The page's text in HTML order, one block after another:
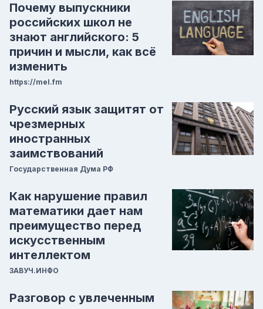
Почему выпускники
российских школ не
знают английского: 5
причин и мысли, как всё
изменить
https://mel.fm
Русский язык защитят от
чрезмерных
иностранных
заимствований
Государственная Дума РФ
Как нарушение правил
математики дает нам
преимущество перед
искусственным
интеллектом
ЗАВУЧ.ИНФО
Разговор с увлеченным